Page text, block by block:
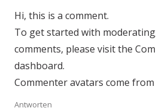
Hi, this is a comment.
To get started with
comments, please visit the
dashboard.
Commenter avatars come from
Antworten